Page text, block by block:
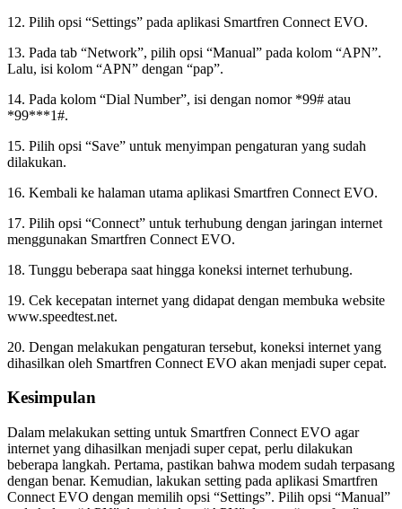
12. Pilih opsi “Settings” pada aplikasi Smartfren Connect EVO.
13. Pada tab “Network”, pilih opsi “Manual” pada kolom “APN”.
Lalu, isi kolom “APN” dengan “pap”.
14. Pada kolom “Dial Number”, isi dengan nomor *99# atau
*99***1#.
15. Pilih opsi “Save” untuk menyimpan pengaturan yang sudah
dilakukan.
16. Kembali ke halaman utama aplikasi Smartfren Connect EVO.
17. Pilih opsi “Connect” untuk terhubung dengan jaringan internet
menggunakan Smartfren Connect EVO.
18. Tunggu beberapa saat hingga koneksi internet terhubung.
19. Cek kecepatan internet yang didapat dengan membuka website
www.speedtest.net.
20. Dengan melakukan pengaturan tersebut, koneksi internet yang
dihasilkan oleh Smartfren Connect EVO akan menjadi super cepat.
Kesimpulan
Dalam melakukan setting untuk Smartfren Connect EVO agar
internet yang dihasilkan menjadi super cepat, perlu dilakukan
beberapa langkah. Pertama, pastikan bahwa modem sudah terpasang
dengan benar. Kemudian, lakukan setting pada aplikasi Smartfren
Connect EVO dengan memilih opsi “Settings”. Pilih opsi “Manual”